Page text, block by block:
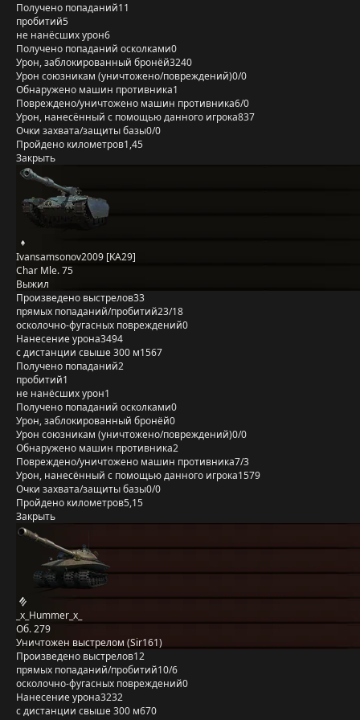
Получено попаданий11
пробитий5
не нанёсших урон6
Получено попаданий осколками0
Урон, заблокированный бронёй3240
Урон союзникам (уничтожено/повреждений)0/0
Обнаружено машин противника1
Повреждено/уничтожено машин противника6/0
Урон, нанесённый с помощью данного игрока837
Очки захвата/защиты базы0/0
Пройдено километров1,45
Закрыть
Ivansamsonov2009 [KA29]
Char Mle. 75
Выжил
Произведено выстрелов33
прямых попаданий/пробитий23/18
осколочно-фугасных повреждений0
Нанесение урона3494
с дистанции свыше 300 м1567
Получено попаданий2
пробитий1
не нанёсших урон1
Получено попаданий осколками0
Урон, заблокированный бронёй0
Урон союзникам (уничтожено/повреждений)0/0
Обнаружено машин противника2
Повреждено/уничтожено машин противника7/3
Урон, нанесённый с помощью данного игрока1579
Очки захвата/защиты базы0/0
Пройдено километров5,15
Закрыть
_x_Hummer_x_
Об. 279
Уничтожен выстрелом (Sir161)
Произведено выстрелов12
прямых попаданий/пробитий10/6
осколочно-фугасных повреждений0
Нанесение урона3232
с дистанции свыше 300 м670